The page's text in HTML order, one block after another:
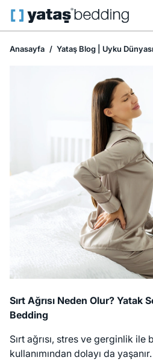
Anasayfa Yataş Blog | Uyku
Sırt Ağrısı Neden Olur? Yatak
Bedding
Sırt ağrısı, stres ve gerginlik ile
kullanımından dolayı da